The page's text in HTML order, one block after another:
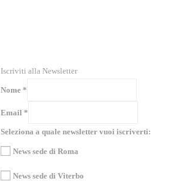
Iscriviti alla Newsletter
Nome *
Email *
Seleziona a quale newsletter vuoi iscriverti:
News sede di Roma
News sede di Viterbo